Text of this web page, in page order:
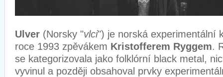
Ulver (Norsky "vlci") je norská experimentální
roce 1993 zpěvákem Kristofferem Ryggem.
se kategorizovala jako folklórní black metal,
vyvinul a později obsahoval prvky